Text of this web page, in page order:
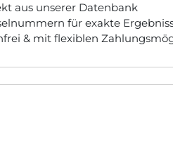
aus unserer Datenbank
für exakte
& mit flexiblen